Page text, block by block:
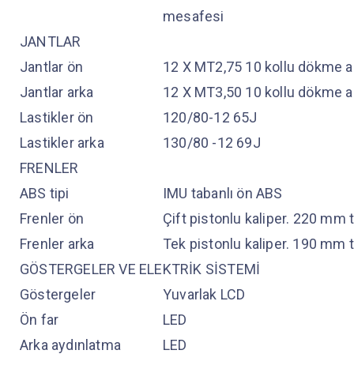
mesafesi
JANTLAR
Jantlar ön
12 X MT2,75 10 kollu dökme
Jantlar arka
12 X MT3,50 10 kollu dökme
Lastikler ön
120/80-12 65J
Lastikler arka
130/80 -12 69J
FRENLER
ABS tipi
IMU tabanlı ön ABS
Frenler ön
Çift pistonlu kaliper. 220 mm
Frenler arka
Tek pistonlu kaliper. 190 mm
GÖSTERGELER VE ELEKTRİK SİSTEMİ
Göstergeler
Yuvarlak LCD
Ön far
LED
Arka aydınlatma
LED